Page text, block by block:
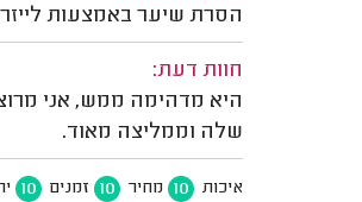
הסרת שיער באמצעות
חוות דעת:
היא מדהימה ממש, אני
שלה וממליצה מאוד.
איכות 10 מחיר 10 זמנים 10